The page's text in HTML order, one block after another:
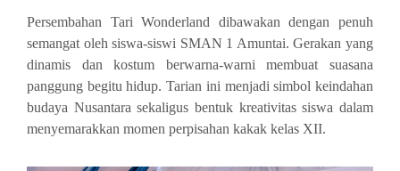
Persembahan Tari Wonderland dibawakan dengan penuh
semangat oleh siswa-siswi SMAN 1 Amuntai. Gerakan yang
dinamis dan kostum berwarna-warni membuat suasana
panggung begitu hidup. Tarian ini menjadi simbol keindahan
budaya Nusantara sekaligus bentuk kreativitas siswa dalam
menyemarakkan momen perpisahan kakak kelas XII.